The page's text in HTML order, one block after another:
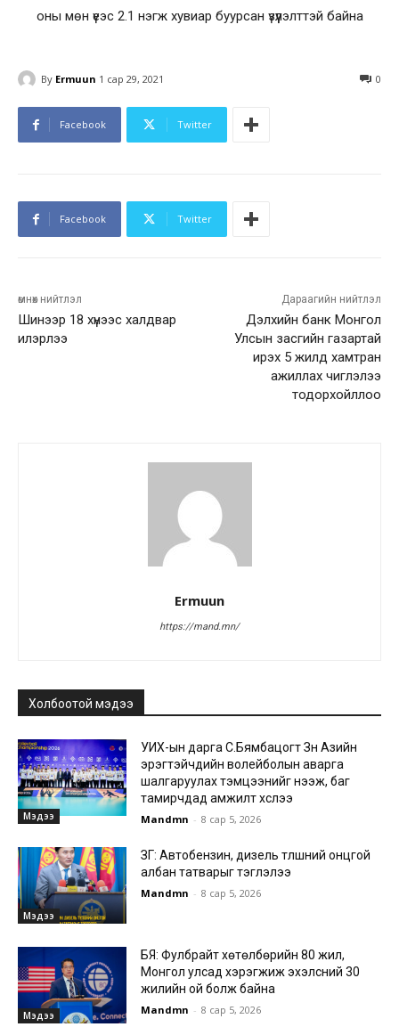
оны мөн үеэс 2.1 нэгж хувиар буурсан үзүүлэлттэй байна
By Ermuun 1 сар 29, 2021 0
Facebook Twitter
Facebook Twitter
өмнөх нийтлэл
Шинээр 18 хүнээс халдвар
илэрлээ
Дараагийн нийтлэл
Дэлхийн банк Монгол
Улсын засгийн газартай
ирэх 5 жилд хамтран
ажиллах чиглэлээ
тодорхойллоо
Ermuun
https://mand.mn/
Холбоотой мэдээ
Мэдээ
УИХ-ын дарга С.Бямбацогт Зүүн Азийн
эрэгтэйчүүдийн волейболын аварга
шалгаруулах тэмцээнийг нээж, баг
тамирчдад амжилт хүслээ
Mandmn - 8 сар 5, 2026
Мэдээ
ЗГ: Автобензин, дизель түлшний онцгой
албан татварыг тэглэлээ
Mandmn - 8 сар 5, 2026
Мэдээ
БЯ: Фулбрайт хөтөлбөрийн 80 жил,
Монгол улсад хэрэгжиж эхэлсний 30
жилийн ой болж байна
Mandmn - 8 сар 5, 2026